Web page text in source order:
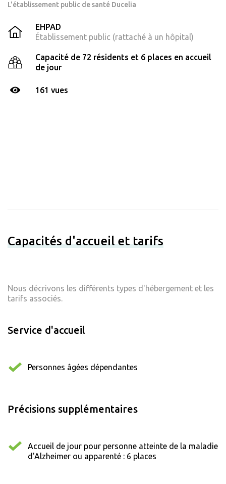
L'établissement public de santé Ducelia
EHPAD
Établissement public (rattaché à un hôpital)
Capacité de 72 résidents et 6 places en accueil
de jour
161 vues
Capacités d'accueil et tarifs
Nous décrivons les différents types d'hébergement et les
tarifs associés.
Service d'accueil
Personnes âgées dépendantes
Précisions supplémentaires
Accueil de jour pour personne atteinte de la maladie
d'Alzheimer ou apparenté : 6 places